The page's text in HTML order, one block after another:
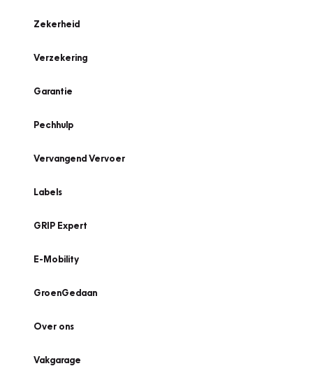
Zekerheid
Verzekering
Garantie
Pechhulp
Vervangend Vervoer
Labels
GRIP Expert
E-Mobility
GroenGedaan
Over ons
Vakgarage